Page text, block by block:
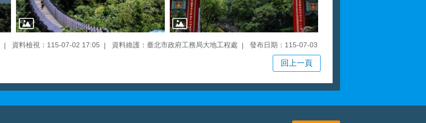
資料檢視：115-07-02 17:05 資料維護：臺北市政府工務局大地工程處 發布日期：115-07-03
回上一頁